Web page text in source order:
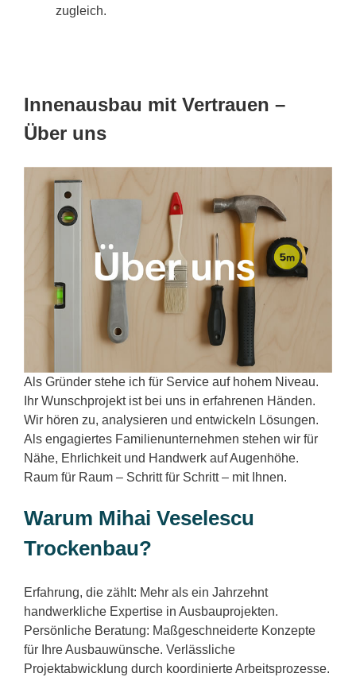
zugleich.
Innenausbau mit Vertrauen –
Über uns
Als Gründer stehe ich für Service auf hohem Niveau.
Ihr Wunschprojekt ist bei uns in erfahrenen Händen.
Wir hören zu, analysieren und entwickeln Lösungen.
Als engagiertes Familienunternehmen stehen wir für
Nähe, Ehrlichkeit und Handwerk auf Augenhöhe.
Raum für Raum – Schritt für Schritt – mit Ihnen.
Warum Mihai Veselescu
Trockenbau?
Erfahrung, die zählt: Mehr als ein Jahrzehnt
handwerkliche Expertise in Ausbauprojekten.
Persönliche Beratung: Maßgeschneiderte Konzepte
für Ihre Ausbauwünsche. Verlässliche
Projektabwicklung durch koordinierte Arbeitsprozesse.